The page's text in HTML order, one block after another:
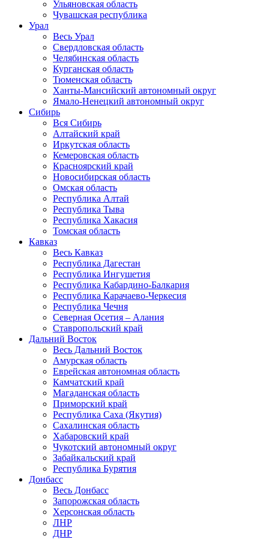
Ульяновская область
Чувашская республика
Урал
Весь Урал
Свердловская область
Челябинская область
Курганская область
Тюменская область
Ханты-Мансийский автономный округ
Ямало-Ненецкий автономный округ
Сибирь
Вся Сибирь
Алтайский край
Иркутская область
Кемеровская область
Красноярский край
Новосибирская область
Омская область
Республика Алтай
Республика Тыва
Республика Хакасия
Томская область
Кавказ
Весь Кавказ
Республика Дагестан
Республика Ингушетия
Республика Кабардино-Балкария
Республика Карачаево-Черкесия
Республика Чечня
Северная Осетия – Алания
Ставропольский край
Дальний Восток
Весь Дальний Восток
Амурская область
Еврейская автономная область
Камчатский край
Магаданская область
Приморский край
Республика Саха (Якутия)
Сахалинская область
Хабаровский край
Чукотский автономный округ
Забайкальский край
Республика Бурятия
Донбасс
Весь Донбасс
Запорожская область
Херсонская область
ЛНР
ДНР